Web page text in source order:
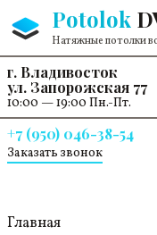
Перейти к содержанию
Potolok
Натяжные потолки
г. Владивосток
ул. Запорожская 77
10:00 — 19:00 Пн.-Пт.
+7 (950) 046-38-54
Заказать звонок
Главная